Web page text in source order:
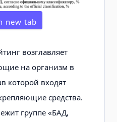
new tab
возглавляет
на организм в
которой входят
средства.
группе «БАД,